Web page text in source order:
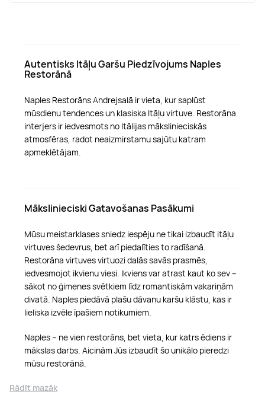
Autentisks Itāļu Garšu Piedzīvojums Naples
Restorānā
Naples Restorāns Andrejsalā ir vieta, kur saplūst
mūsdienu tendences un klasiska Itāļu virtuve. Restorāna
interjers ir iedvesmots no Itālijas mākslinieciskās
atmosfēras, radot neaizmirstamu sajūtu katram
apmeklētājam.
Mākslinieciski Gatavošanas Pasākumi
Mūsu meistarklases sniedz iespēju ne tikai izbaudīt itāļu
virtuves šedevrus, bet arī piedalīties to radīšanā.
Restorāna virtuves virtuozi dalās savās prasmēs,
iedvesmojot ikvienu viesi. Ikviens var atrast kaut ko sev –
sākot no ģimenes svētkiem līdz romantiskām vakariņām
divatā. Naples piedāvā plašu dāvanu karšu klāstu, kas ir
lieliska izvēle īpašiem notikumiem.
Naples – ne vien restorāns, bet vieta, kur katrs ēdiens ir
mākslas darbs. Aicinām Jūs izbaudīt šo unikālo pieredzi
mūsu restorānā.
Rādīt mazāk